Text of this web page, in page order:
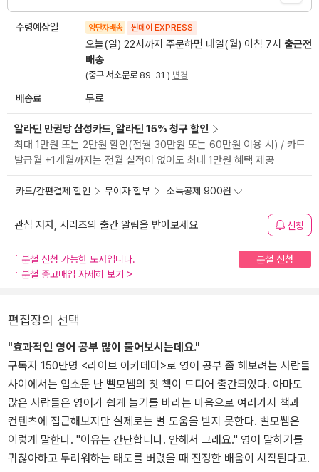
수령예상일 양탄자배송 썬데이 EXPRESS
오늘(일) 22시까지 주문하면 내일(월) 아침 7시 출근전
배송
(중구 서소문로 89-31 ) 변경
배송료 무료
알라딘 만권당 삼성카드, 알라딘 15% 청구 할인
최대 1만원 또는 2만원 할인(전월 30만원 또는 60만원 이용 시) / 카드
발급월 +1개월까지는 전월 실적이 없어도 최대 1만원 혜택 제공
카드/간편결제 할인 무이자 할부 소득공제 900원
관심 저자, 시리즈의 출간 알림을 받아보세요 신청
분철 신청 가능한 도서입니다.
분철 신청
분철 중고매입 자세히 보기 >
편집장의 선택
"효과적인 영어 공부 많이 물어보시는데요."
구독자 150만명 <라이브 아카데미>로 영어 공부 좀 해보려는 사람들
사이에서는 입소문 난 빨모쌤의 첫 책이 드디어 출간되었다. 아마도
많은 사람들은 영어가 쉽게 늘기를 바라는 마음으로 여러가지 책과
컨텐츠에 접근해보지만 실제로는 별 도움을 받지 못한다. 빨모쌤은
이렇게 말한다. "이유는 간단합니다. 안해서 그래요." 영어 말하기를
귀찮아하고 두려워하는 태도를 버렸을 때 진정한 배움이 시작된다고.